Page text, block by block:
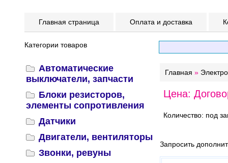
Главная страница Оплата и доставка
Категории товаров
Автоматические
выключатели, запчасти
Блоки резисторов,
элементы сопротивления
Датчики
Двигатели, вентиляторы
Звонки, ревуны
Главная »
Цена:
Количество: под
Запросить